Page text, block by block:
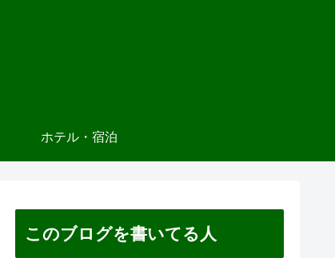
ホテル・宿泊
このブログを書いてる人